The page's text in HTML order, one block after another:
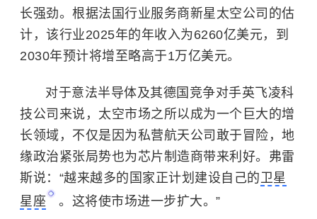
长强劲。根据法国行业服务商新星太空公司的估
计，该行业2025年的年收入为6260亿美元，到
2030年预计将增至略高于1万亿美元。
对于意法半导体及其德国竞争对手英飞凌科
技公司来说，太空市场之所以成为一个巨大的增
长领域，不仅是因为私营航天公司敢于冒险，地
缘政治紧张局势也为芯片制造商带来利好。弗雷
斯说：“越来越多的国家正计划建设自己的卫星
星座
。这将使市场进一步扩大。”